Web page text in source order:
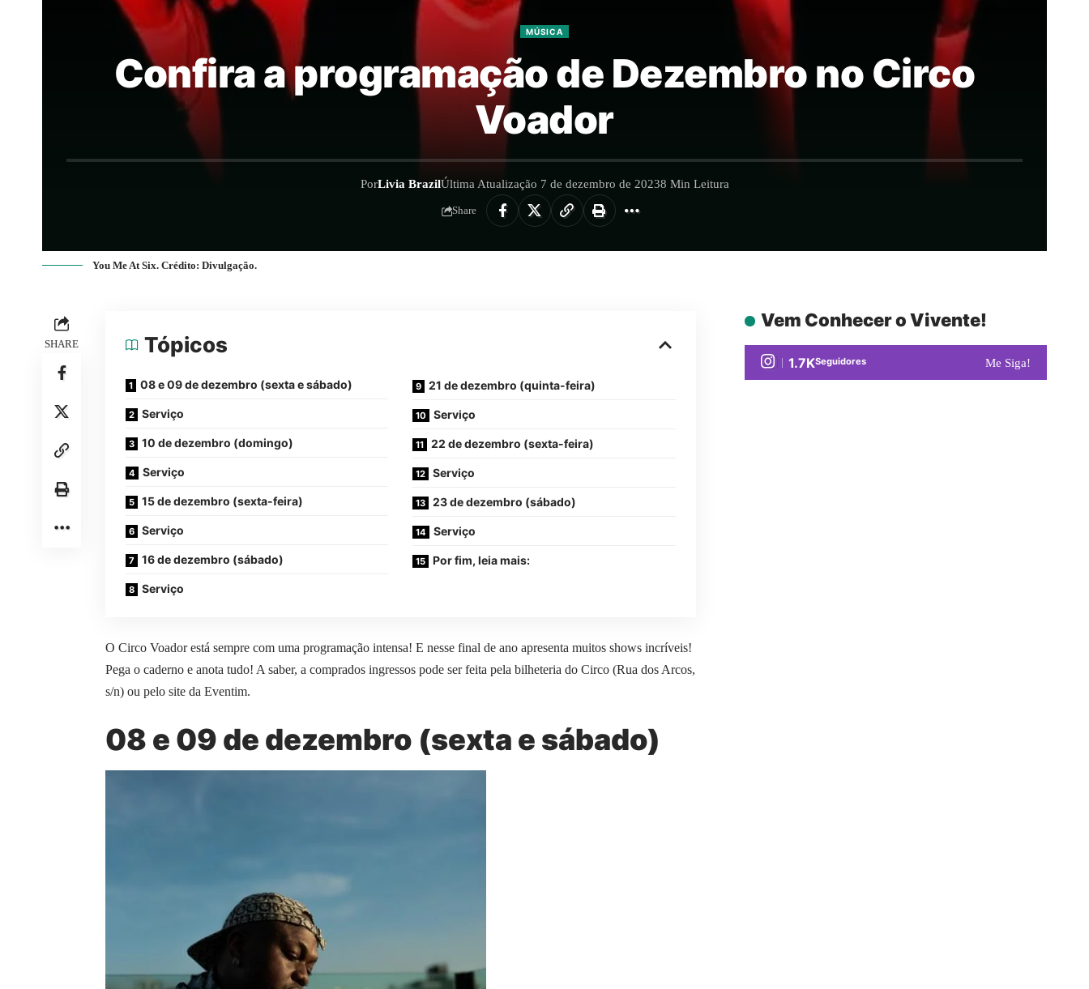
MÚSICA
Confira a programação de Dezembro no Circo
Voador
PorLivia BrazilÚltima Atualização 7 de dezembro de 20238 Min Leitura
Share
You Me At Six. Crédito: Divulgação.
SHARE Tópicos
08 e 09 de dezembro (sexta e sábado)
Serviço
10 de dezembro (domingo)
Serviço
15 de dezembro (sexta-feira)
Serviço
16 de dezembro (sábado)
Serviço
21 de dezembro (quinta-feira)
Serviço
22 de dezembro (sexta-feira)
Serviço
23 de dezembro (sábado)
Serviço
Por fim, leia mais:
O Circo Voador está sempre com uma programação intensa! E nesse final de ano apresenta muitos shows incríveis!
Pega o caderno e anota tudo! A saber, a comprados ingressos pode ser feita pela bilheteria do Circo (Rua dos Arcos,
s/n) ou pelo site da Eventim.
08 e 09 de dezembro (sexta e sábado)
Vem Conhecer o Vivente!
1.7KSeguidores Me Siga!